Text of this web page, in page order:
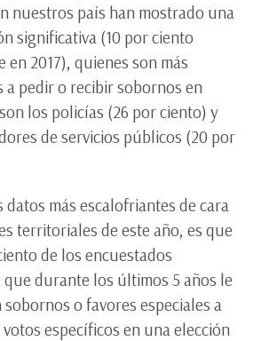
nuestros país han mostrado una
significativa (10 por ciento
en 2017), quienes son más
a pedir o recibir sobornos en
los policías (26 por ciento) y
de servicios públicos (20 por
datos más escalofriantes de cara
territoriales de este año, es que
de los encuestados
que durante los últimos 5 años le
o favores especiales a
específicos en una elección